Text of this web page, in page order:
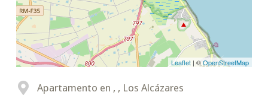
Leaflet | ©OpenStreetMap
Apartamento en , , Los Alcázares